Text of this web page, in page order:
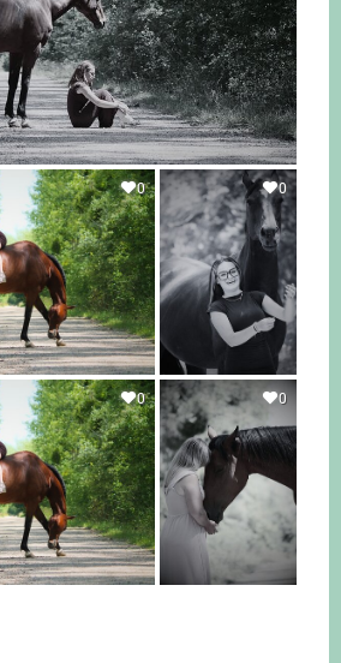
0 0
0 0